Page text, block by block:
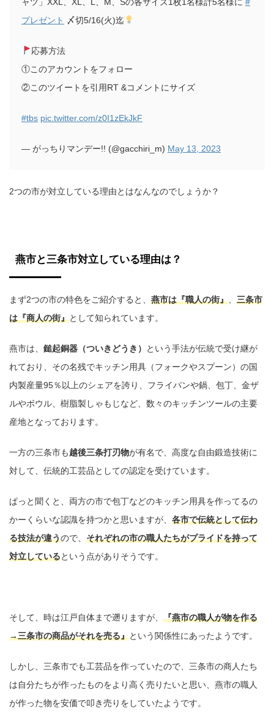
プレゼント 〆切5/16(火)迄
応募方法
①このアカウントをフォロー
②このツイートを引用RT &コメントにサイズ
#tbs pic.twitter.com/z0I1zEkJkF
— がっちりマンデー!! (@gacchiri_m) May 13, 2023
2つの市が対立している理由とはなんなのでしょうか？
燕市と三条市対立している理由は？
まず2つの市の特色をご紹介すると、 燕市は『職人の街』
三条市
は『商人の街』として知られています。
燕市は、 鎚起銅器（ついきどうき）
という手法が伝統で受け継が
れており、その名残でキッチン用具（フォークやスプーン）の国
内製産量95％以上のシェアを誇り、フライパンや鍋、包丁、金ザ
ルやボウル、樹脂製しゃもじなど、数々のキッチンツールの主要
産地となっております。
一方の三条市も越後三条打刃物が有名で、高度な自由鍛造技術に
対して、伝統的工芸品としての認定を受けています。
ぱっと聞くと、両方の市で包丁などのキッチン用具を作ってるの
かーくらいな認識を持つかと思いますが、 各市で伝統として伝わ
る技法が違うので、 それぞれの市の職人たちがプライドを持って
対立しているという点がありそうです。
そして、時は江戸自体まで遡りますが、 『燕市の職人が物を作る
→三条市の商品がそれを売る』という関係性にあったようです。
しかし、三条市でも工芸品を作っていたので、三条市の商人たち
は自分たちが作ったものをより高く売りたいと思い、燕市の職人
が作った物を安価で叩き売りをしていたようです。